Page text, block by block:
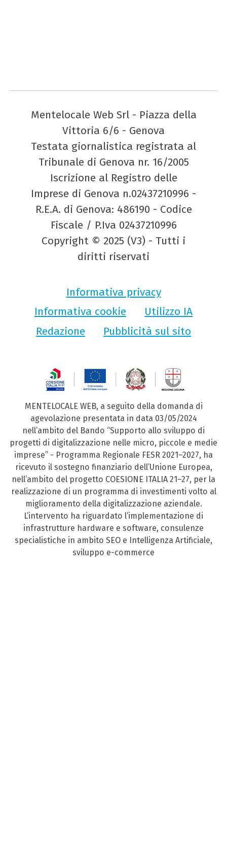
Mentelocale Web Srl - Piazza della
Vittoria 6/6 - Genova
Testata giornalistica registrata al
Tribunale di Genova nr. 16/2005
Iscrizione al Registro delle
Imprese di Genova n.02437210996 -
R.E.A. di Genova: 486190 - Codice
Fiscale / P.Iva 02437210996
Copyright © 2025 (V3) - Tutti i
diritti riservati
Informativa privacy
Informativa cookie
Utilizzo IA
Redazione
Pubblicità sul sito
MENTELOCALE WEB, a seguito della domanda di
agevolazione presentata in data 03/05/2024
nell’ambito del Bando “Supporto allo sviluppo di
progetti di digitalizzazione nelle micro, piccole e medie
imprese” - Programma Regionale FESR 2021–2027, ha
ricevuto il sostegno finanziario dell’Unione Europea,
nell’ambito del progetto COESIONE ITALIA 21–27, per la
realizzazione di un programma di investimenti volto al
miglioramento della digitalizzazione aziendale.
L’intervento ha riguardato l’implementazione di
infrastrutture hardware e software, consulenze
specialistiche in ambito SEO e Intelligenza Artificiale,
sviluppo e-commerce